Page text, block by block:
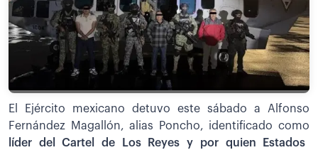
El Ejército mexicano detuvo este sábado a Alfonso
Fernández Magallón, alias Poncho, identificado como
líder del Cartel de Los Reyes y por quien Estados